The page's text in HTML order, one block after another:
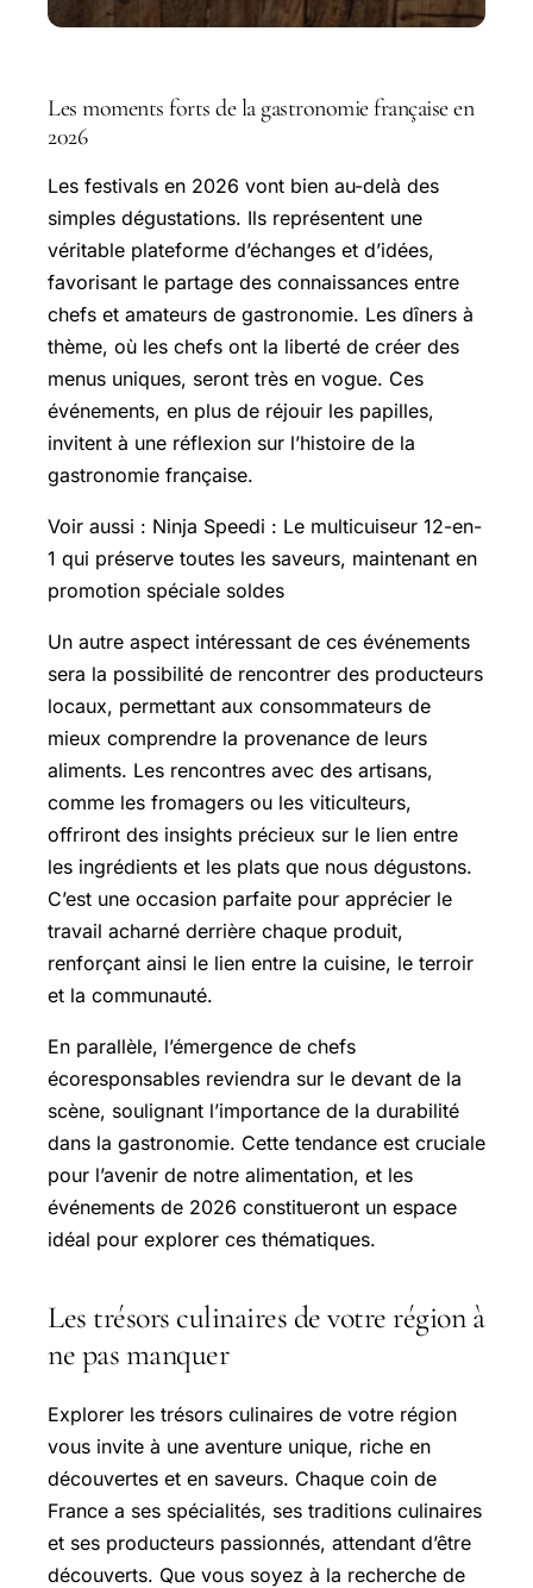
Les moments forts de la gastronomie française en
2026
Les festivals en 2026 vont bien au-delà des
simples dégustations. Ils représentent une
véritable plateforme d’échanges et d’idées,
favorisant le partage des connaissances entre
chefs et amateurs de gastronomie. Les dîners à
thème, où les chefs ont la liberté de créer des
menus uniques, seront très en vogue. Ces
événements, en plus de réjouir les papilles,
invitent à une réflexion sur l’histoire de la
gastronomie française.
Voir aussi : Ninja Speedi : Le multicuiseur 12-en-
1 qui préserve toutes les saveurs, maintenant en
promotion spéciale soldes
Un autre aspect intéressant de ces événements
sera la possibilité de rencontrer des producteurs
locaux, permettant aux consommateurs de
mieux comprendre la provenance de leurs
aliments. Les rencontres avec des artisans,
comme les fromagers ou les viticulteurs,
offriront des insights précieux sur le lien entre
les ingrédients et les plats que nous dégustons.
C’est une occasion parfaite pour apprécier le
travail acharné derrière chaque produit,
renforçant ainsi le lien entre la cuisine, le terroir
et la communauté.
En parallèle, l’émergence de chefs
écoresponsables reviendra sur le devant de la
scène, soulignant l’importance de la durabilité
dans la gastronomie. Cette tendance est cruciale
pour l’avenir de notre alimentation, et les
événements de 2026 constitueront un espace
idéal pour explorer ces thématiques.
Les trésors culinaires de votre région à
ne pas manquer
Explorer les trésors culinaires de votre région
vous invite à une aventure unique, riche en
découvertes et en saveurs. Chaque coin de
France a ses spécialités, ses traditions culinaires
et ses producteurs passionnés, attendant d’être
découverts. Que vous soyez à la recherche de